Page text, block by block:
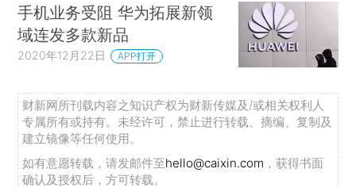
手机业务受阻 华为拓展新领
域连发多款新品
2020年12月22日 APP打开
财新网所刊载内容之知识产权为财新传媒及/或相关权利人
专属所有或持有。未经许可，禁止进行转载、摘编、复制及
建立镜像等任何使用。
如有意愿转载，请发邮件至hello@caixin.com ，获得书面
确认及授权后，方可转载。